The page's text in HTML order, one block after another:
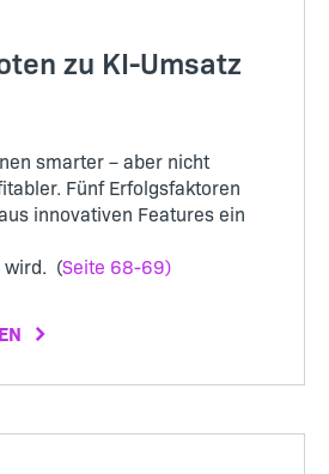
zu KI-Umsatz
smarter – aber nicht
Fünf Erfolgsfaktoren
innovativen Features ein
wird. (Seite 68-69)